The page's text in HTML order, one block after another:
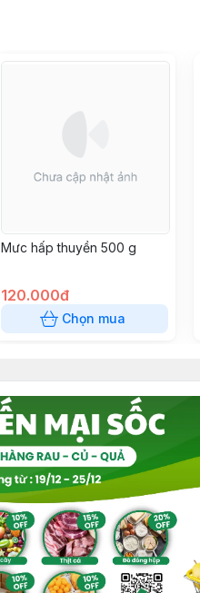
Mưc hấp thuyền 500 g
120.000đ
Chọn mua